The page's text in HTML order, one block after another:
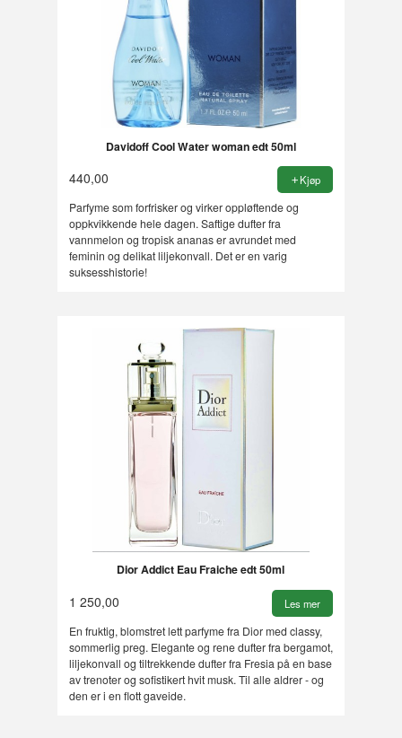
Davidoff Cool Water woman edt 50ml
440,00 Kjøp
Parfyme som forfrisker og virker oppløftende og
oppkvikkende hele dagen. Saftige dufter fra
vannmelon og tropisk ananas er avrundet med
feminin og delikat liljekonvall. Det er en varig
suksesshistorie!
Dior Addict Eau Fraiche edt 50ml
1 250,00 Les mer
En fruktig, blomstret lett parfyme fra Dior med classy,
sommerlig preg. Elegante og rene dufter fra bergamot,
liljekonvall og tiltrekkende dufter fra Fresia på en base
av trenoter og sofistikert hvit musk. Til alle aldrer - og
den er i en flott gaveide.